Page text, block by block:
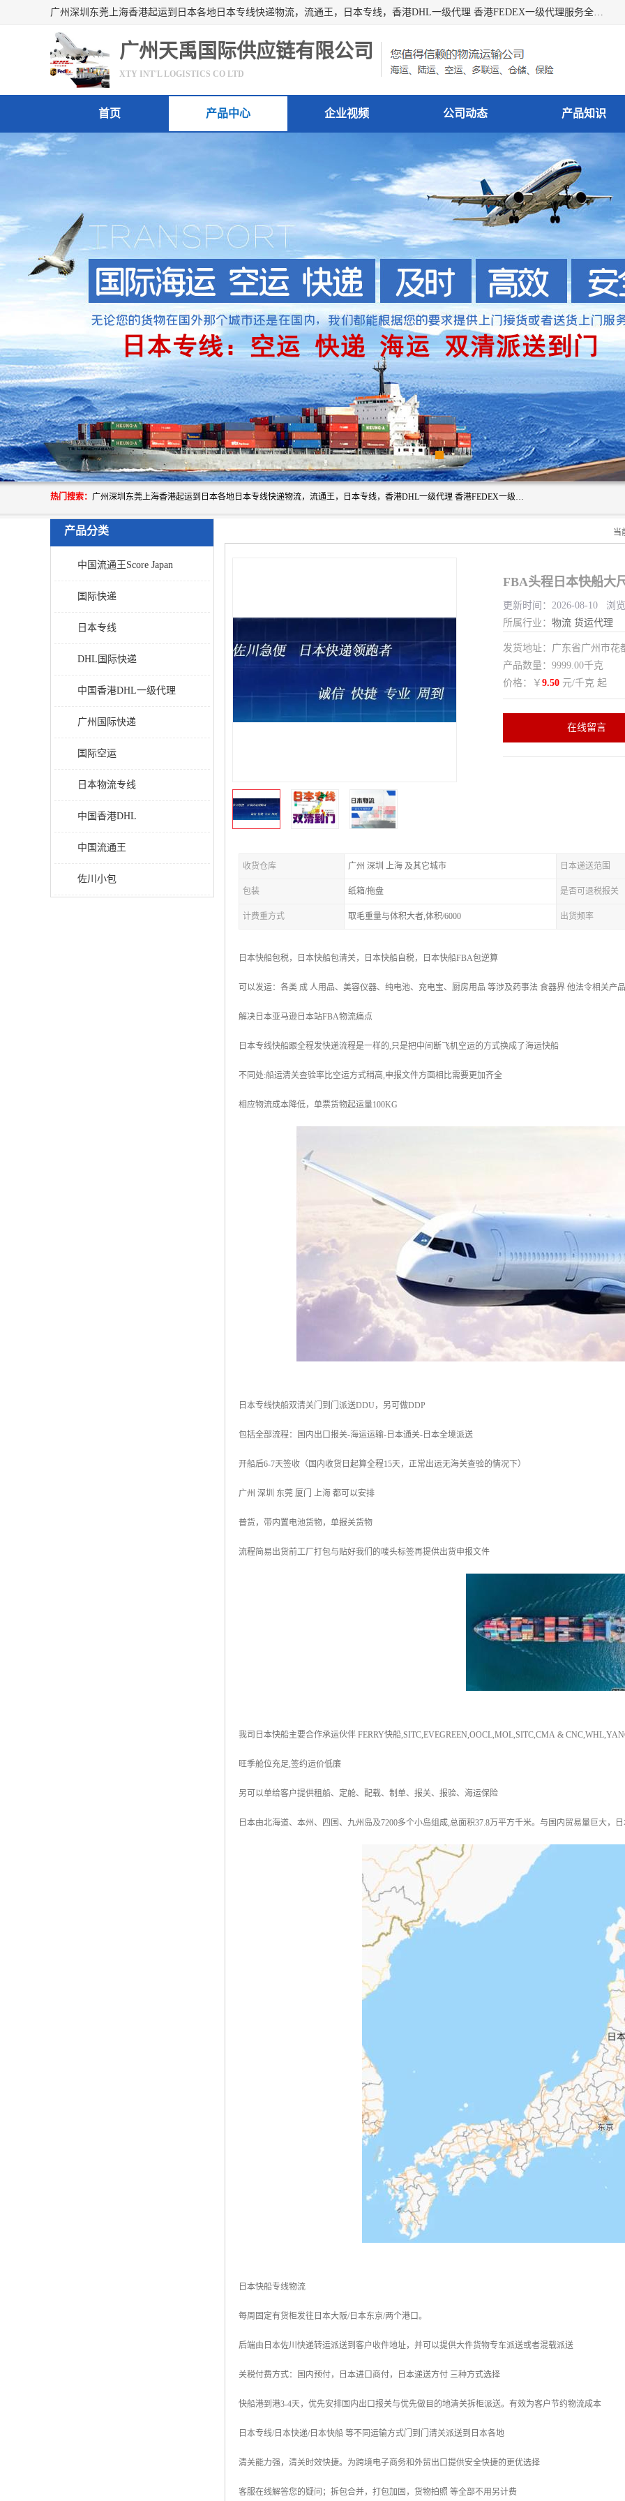
广州深圳东莞上海香港起运到日本各地日本专线快递物流，流通王，日本专线，香港DHL一级代理 香港FEDEX一级代理服务全球主要地区。我司各员工在国际物流行业经验超8年，热枕为各广大进口商与进口商提供优质服务.
广州天禹国际供应链有限公司
XTY INT'L LOGISTICS CO LTD
首页 产品中心 企业视频 公司动态 产品知识
热门搜索： 广州深圳东莞上海香港起运到日本各地日本专线快递物流，流通王，日本专线，香港DHL一级代理 香港FEDEX一级代理服务全球主要地区。我司各员工在国际物流行业经验超8年，热枕为各广大进口商与进口商提供优质服务.
产品分类
中国流通王Score Japan
国际快递
日本专线
DHL国际快递
中国香港DHL一级代理
广州国际快递
国际空运
日本物流专线
中国香港DHL
中国流通王
佐川小包
当
FBA头程日本快船大
更新时间：2026-08-10 浏
所属行业： 物流 货运代理
发货地址：广东省广州市
产品数量：9999.00千克
价格：￥ 9.50 元/千克 起
在线留言
收货仓库 广州 深圳 上海 及其它城市 日本递送范围
包装 纸箱/拖盘 是否可退税报关
计费重方式 取毛重量与体积大者,体积/6000 出货频率
日本快船包税，日本快船包清关，日本快船自税，日本快船FBA包逆算
可以发运：各类 成 人用品、美容仪器、纯电池、充电宝、厨房用品 等涉及药事法 食器界 他法令相关产品
解决日本亚马逊日本站FBA物流痛点
日本专线快船跟全程发快递流程是一样的,只是把中间断飞机空运的方式换成了海运快船
不同处:船运清关查验率比空运方式稍高,申报文件方面相比需要更加齐全
相应物流成本降低，单票货物起运量100KG
日本专线快船双清关门到门派送DDU，另可做DDP
包括全部流程：国内出口报关-海运运输-日本通关-日本全境派送
开船后6-7天签收（国内收货日起算全程15天，正常出运无海关查验的情况下）
广州 深圳 东莞 厦门 上海 都可以安排
普货，带内置电池货物，单报关货物
流程简易出货前工厂打包与贴好我们的唛头标签再提供出货申报文件
我司日本快船主要合作承运伙伴 FERRY快船,SITC,EVEGREEN,OOCL,MOL,SITC,CMA &
旺季舱位充足,签约运价低廉
另可以单给客户提供租船、定舱、配载、制单、报关、报验、海运保险
日本由北海道、本州、四国、九州岛及7200多个小岛组成,总面积37.8万平方千米。与国内贸易量巨大，
日本快船专线物流
每周固定有货柜发往日本大阪/日本东京/两个港口。
后端由日本佐川快递转运派送到客户收件地址，并可以提供大件货物专车派送或者混载派送
关税付费方式：国内预付，日本进口商付，日本递送方付 三种方式选择
快船港到港3-4天，优先安排国内出口报关与优先做目的地清关拆柜派送。有效为客户节约物流成本
日本专线/日本快递/日本快船 等不同运输方式门到门清关派送到日本各地
清关能力强，清关时效快捷。为跨境电子商务和外贸出口提供安全快捷的更优选择
客服在线解答您的疑问；拆包合并，打包加固，货物拍照 等全部不用另计费